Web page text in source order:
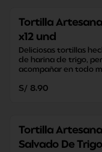
Tortilla
x12 und
Deliciosas tortillas
de harina de trigo,
acompañar en todo
versatilidad y
S/ 8.90
Tortilla
Salvado De